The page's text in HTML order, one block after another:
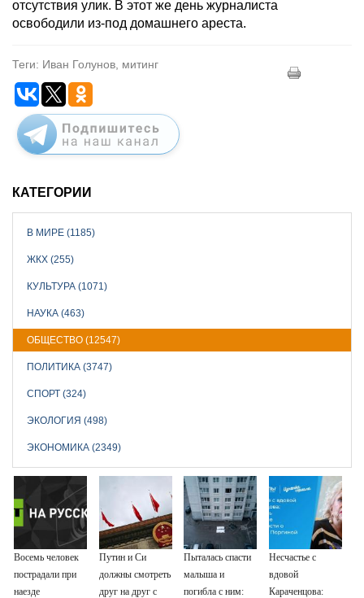
отсутствия улик. В этот же день журналиста
освободили из-под домашнего ареста.
Теги: Иван Голунов, митинг
КАТЕГОРИИ
В МИРЕ (1185)
ЖКХ (255)
КУЛЬТУРА (1071)
НАУКА (463)
ОБЩЕСТВО (12547)
ПОЛИТИКА (3747)
СПОРТ (324)
ЭКОЛОГИЯ (498)
ЭКОНОМИКА (2349)
Восемь человек
пострадали при
наезде
Путин и Си
должны смотреть
друг на друг с
Пыталась спасти
малыша и
погибла с ним:
Несчастье с
вдовой
Караченцова: